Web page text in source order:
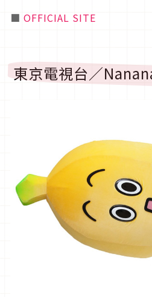
■ OFFICIAL SITE
東京電視台／